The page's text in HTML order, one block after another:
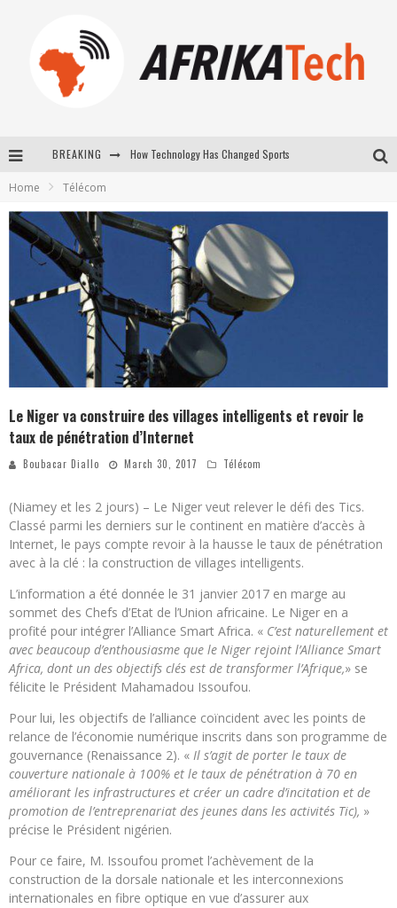
BREAKING How Technology Has Changed Sports
Home Télécom
Le Niger va construire des villages intelligents et revoir le
taux de pénétration d’Internet
Boubacar Diallo March 30, 2017 Télécom
(Niamey et les 2 jours) – Le Niger veut relever le défi des Tics.
Classé parmi les derniers sur le continent en matière d’accès à
Internet, le pays compte revoir à la hausse le taux de pénétration
avec à la clé : la construction de villages intelligents.
L’information a été donnée le 31 janvier 2017 en marge au
sommet des Chefs d’Etat de l’Union africaine. Le Niger en a
profité pour intégrer l’Alliance Smart Africa. « C’est naturellement et
avec beaucoup d’enthousiasme que le Niger rejoint l’Alliance Smart
Africa, dont un des objectifs clés est de transformer l’Afrique,» se
félicite le Président Mahamadou Issoufou.
Pour lui, les objectifs de l’alliance coïncident avec les points de
relance de l’économie numérique inscrits dans son programme de
gouvernance (Renaissance 2). « Il s’agit de porter le taux de
couverture nationale à 100% et le taux de pénétration à 70 en
améliorant les infrastructures et créer un cadre d’incitation et de
promotion de l’entreprenariat des jeunes dans les activités Tic), »
précise le Président nigérien.
Pour ce faire, M. Issoufou promet l’achèvement de la
construction de la dorsale nationale et les interconnexions
internationales en fibre optique en vue d’assurer aux